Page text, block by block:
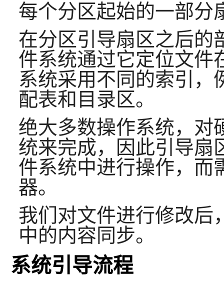
每个分区起始的一部分
在分区引导扇区之后的
件系统通过它定位文件
系统采用不同的索引，
配表和目录区。
绝大多数操作系统，对
统来完成，因此引导扇
件系统中进行操作，而
器。
我们对文件进行修改后
中的内容同步。
系统引导流程